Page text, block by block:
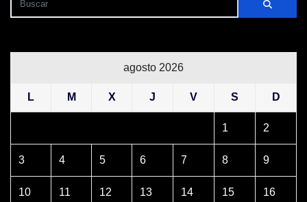
agosto 2026
L M X J V S D
1 2
3 4 5 6 7 8 9
10 11 12 13 14 15 16